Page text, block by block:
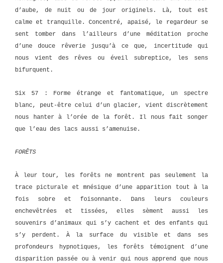
d’aube, de nuit ou de jour originels. Là, tout est
calme et tranquille. Concentré, apaisé, le regardeur se
sent tomber dans l’ailleurs d’une méditation proche
d’une douce rêverie jusqu’à ce que, incertitude qui
nous vient des rêves ou éveil subreptice, les sens
bifurquent.
Six 57 : Forme étrange et fantomatique, un spectre
blanc, peut-être celui d’un glacier, vient discrètement
nous hanter à l’orée de la forêt. Il nous fait songer
que l’eau des lacs aussi s’amenuise.
FORÊTS
À leur tour, les forêts ne montrent pas seulement la
trace picturale et mnésique d’une apparition tout à la
fois sobre et foisonnante. Dans leurs couleurs
enchevêtrées et tissées, elles sèment aussi les
souvenirs d’animaux qui s’y cachent et des enfants qui
s’y perdent. À la surface du visible et dans ses
profondeurs hypnotiques, les forêts témoignent d’une
disparition passée ou à venir qui nous apprend que nous